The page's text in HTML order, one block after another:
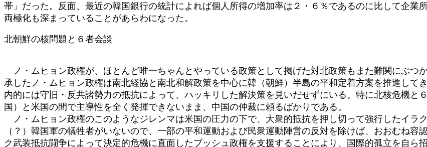
帯」だった。反面、最近の韓国銀行の統計によれば個人所得の増加率は２・６％であるのに比して企業
両極化も深まっていることがあらわになった。
北朝鮮の核問題と６者会談
ノ・ムヒョン政権が、ほとんど唯一ちゃんとやっている政策として掲げた対北政策もまた難関にぶつ
承したノ・ムヒョン政権は南北経協と南北和解政策を中心に韓（朝鮮）半島の平和定着方案を推進して
内的には守旧・反共諸勢力の抵抗によって、ハッキリした解決策を見いだせずにいる。特に北核危機と
国）と米国の間で主導性を全く発揮できないまま、中国の仲裁に頼るばかりである。
ノ・ムヒョン政権のこのようなジレンマは米国の圧力の下で、大衆的抵抗を押し切って強行したイラ
（？）韓国軍の犠牲者がいないので、一部の平和運動および民衆運動陣営の反対を除けば、おおむね容
ク武装抵抗闘争によって決定的危機に直面したブッシュ政権を支援することにより、国際的孤立を自ら